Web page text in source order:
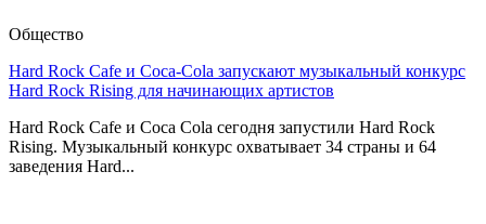
Общество
Hard Rock Cafe и Coca-Cola запускают музыкальный конкурс
Hard Rock Rising для начинающих артистов
Hard Rock Cafe и Coca Cola сегодня запустили Hard Rock
Rising. Музыкальный конкурс охватывает 34 страны и 64
заведения Hard...